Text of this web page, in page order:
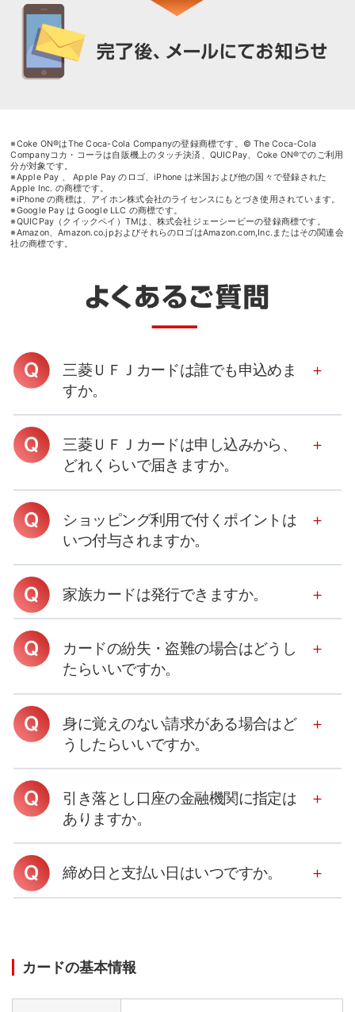
※Coke ON®はThe Coca-Cola Companyの登録商標です。© The Coca-Cola
Companyコカ・コーラは自販機上のタッチ決済、QUICPay、Coke ON®でのご利用
分が対象です。
※Apple Pay 、 Apple Pay のロゴ、iPhone は米国および他の国々で登録された
Apple Inc. の商標です。
※iPhone の商標は、アイホン株式会社のライセンスにもとづき使用されています。
※Google Pay は Google LLC の商標です。
※QUICPay（クイックペイ）TMは、株式会社ジェーシービーの登録商標です。
※Amazon、Amazon.co.jpおよびそれらのロゴはAmazon.com,Inc.またはその関連会
社の商標です。
三菱ＵＦＪカードは誰でも申込めま
すか。
三菱ＵＦＪカードは申し込みから、
どれくらいで届きますか。
ショッピング利用で付くポイントは
いつ付与されますか。
家族カードは発行できますか。
カードの紛失・盗難の場合はどうし
たらいいですか。
身に覚えのない請求がある場合はど
うしたらいいですか。
引き落とし口座の金融機関に指定は
ありますか。
締め日と支払い日はいつですか。
カードの基本情報